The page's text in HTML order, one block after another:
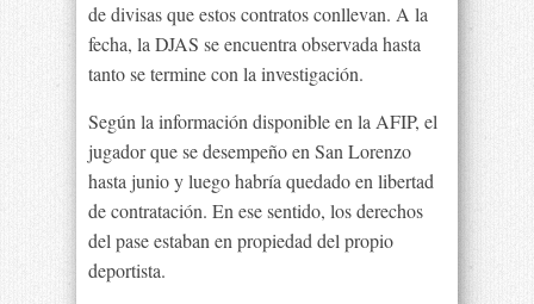
de divisas que estos contratos conllevan. A la
fecha, la DJAS se encuentra observada hasta
tanto se termine con la investigación.
Según la información disponible en la AFIP, el
jugador que se desempeño en San Lorenzo
hasta junio y luego habría quedado en libertad
de contratación. En ese sentido, los derechos
del pase estaban en propiedad del propio
deportista.